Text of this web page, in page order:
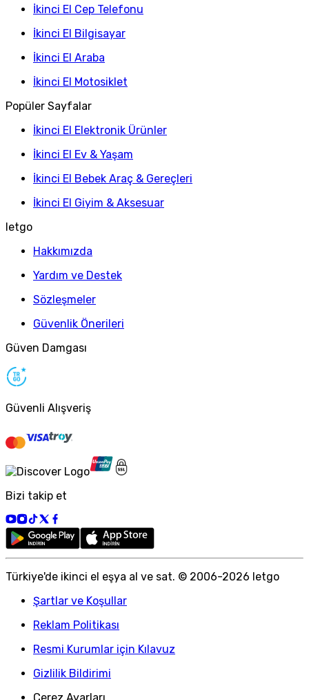
İkinci El Cep Telefonu
İkinci El Bilgisayar
İkinci El Araba
İkinci El Motosiklet
Popüler Sayfalar
İkinci El Elektronik Ürünler
İkinci El Ev & Yaşam
İkinci El Bebek Araç & Gereçleri
İkinci El Giyim & Aksesuar
letgo
Hakkımızda
Yardım ve Destek
Sözleşmeler
Güvenlik Önerileri
Güven Damgası
Güvenli Alışveriş
Bizi takip et
Türkiye'de ikinci el eşya al ve sat. © 2006-2026 letgo
Şartlar ve Koşullar
Reklam Politikası
Resmi Kurumlar için Kılavuz
Gizlilik Bildirimi